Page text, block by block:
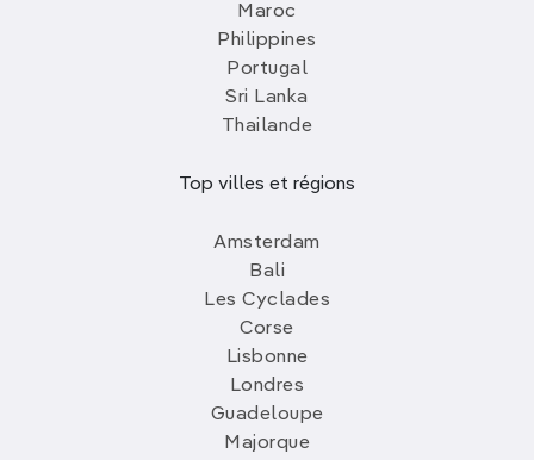
Maroc
Philippines
Portugal
Sri Lanka
Thailande
Top villes et régions
Amsterdam
Bali
Les Cyclades
Corse
Lisbonne
Londres
Guadeloupe
Majorque